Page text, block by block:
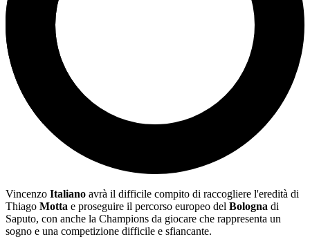
Vincenzo Italiano avrà il difficile compito di raccogliere l'eredità di
Thiago Motta e proseguire il percorso europeo del Bologna di
Saputo, con anche la Champions da giocare che rappresenta un
sogno e una competizione difficile e sfiancante.